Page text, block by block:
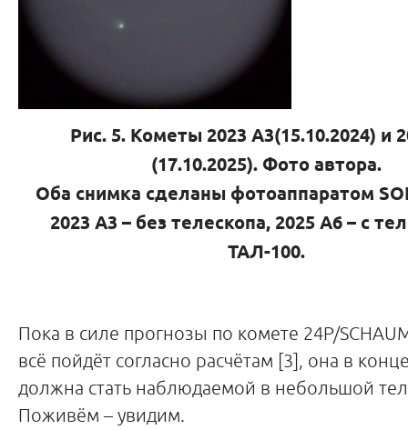
Рис. 5. Кометы 2023 A3(15.10.2024) и
(17.10.2025). Фото автора.
Оба снимка сделаны фотоаппаратом
2023 A3 – без телескопа, 2025A6 – с
ТАЛ-100.
Пока в силе прогнозы по комете 24P/
всё пойдёт согласно расчётам [3], она в
должна стать наблюдаемой в небольшой
Поживём – увидим.